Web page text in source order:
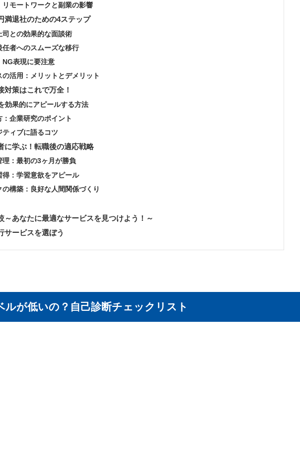
モートワークと副業の影響
満退社のための4ステップ
との効果的な面談術
者へのスムーズな移行
表現に要注意
活用：メリットとデメリット
対策はこれで万全！
効果的にアピールする方法
企業研究のポイント
ィブに語るコツ
に学ぶ！転職後の適応戦略
：最初の3ヶ月が勝負
：学習意欲をアピール
構築：良好な人間関係づくり
～あなたに最適なサービスを見つけよう！～
サービスを選ぼう
ルが低いの？自己診断チェックリスト